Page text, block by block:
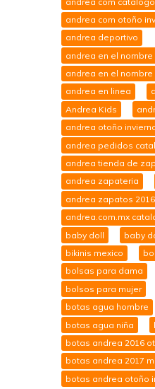
andrea com otoño
andrea deportivo
andrea en el
andrea en el
andrea en linea
Andrea Kids
andrea otoño
andrea pedidos
andrea tienda de
andrea zapateria
andrea zapatos
andrea.com.mx
baby doll
baby
bikinis mexico
bolsas para dama
bolsos para mujer
botas agua hombre
botas agua niña
botas andrea 2016
botas andrea 2017
botas andrea otoño